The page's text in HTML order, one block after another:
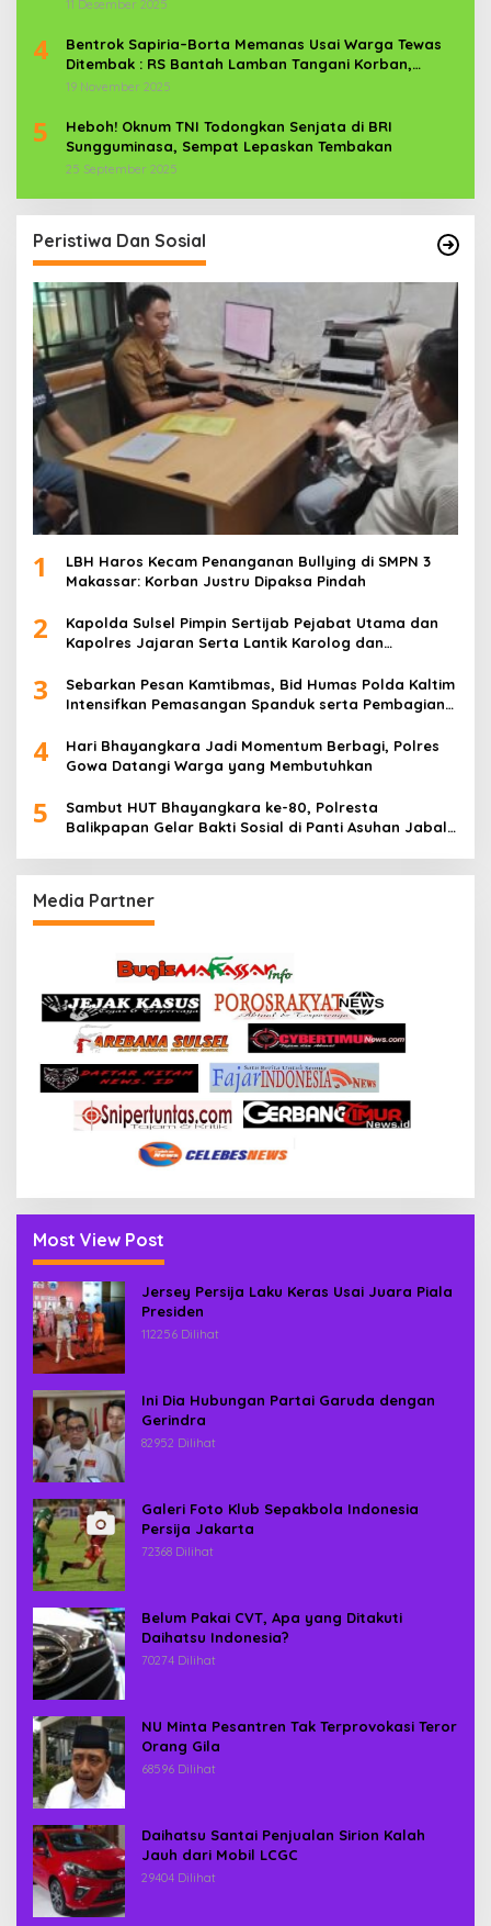
11 Desember 2025
4
Bentrok Sapiria–Borta Memanas Usai Warga Tewas
Ditembak : RS Bantah Lamban Tangani Korban,
Aparat TNI-POLRI Dikerahkan
19 November 2025
5
Heboh! Oknum TNI Todongkan Senjata di BRI
Sungguminasa, Sempat Lepaskan Tembakan
25 September 2025
Peristiwa Dan Sosial
1
LBH Haros Kecam Penanganan Bullying di SMPN 3
Makassar: Korban Justru Dipaksa Pindah
2
Kapolda Sulsel Pimpin Sertijab Pejabat Utama dan
Kapolres Jajaran Serta Lantik Karolog dan
3
Sebarkan Pesan Kamtibmas, Bid Humas Polda Kaltim
Intensifkan Pemasangan Spanduk serta Pembagian
4
Hari Bhayangkara Jadi Momentum Berbagi, Polres
Gowa Datangi Warga yang Membutuhkan
5
Sambut HUT Bhayangkara ke-80, Polresta
Balikpapan Gelar Bakti Sosial di Panti Asuhan Jabal
Media Partner
Most View Post
Jersey Persija Laku Keras Usai Juara Piala
Presiden
112256 Dilihat
Ini Dia Hubungan Partai Garuda dengan
Gerindra
82952 Dilihat
Galeri Foto Klub Sepakbola Indonesia
Persija Jakarta
72368 Dilihat
Belum Pakai CVT, Apa yang Ditakuti
Daihatsu Indonesia?
70274 Dilihat
NU Minta Pesantren Tak Terprovokasi Teror
Orang Gila
68596 Dilihat
Daihatsu Santai Penjualan Sirion Kalah
Jauh dari Mobil LCGC
29404 Dilihat